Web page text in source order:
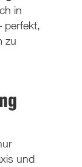
in
perfekt,
zu
und